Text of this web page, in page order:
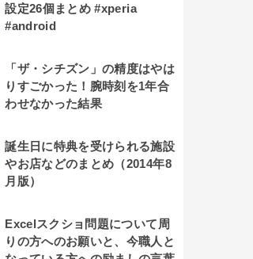
設定26個まとめ #xperia
#android
「ザ・シチズン」の精度はやは
りすごかった！腕時刻を1年合
わせなかった結果
誕生日に特典を受けられる施設
やお店などのまとめ（2014年8
月版）
Excelスクショ問題について周
りの方へのお願いと、今職人と